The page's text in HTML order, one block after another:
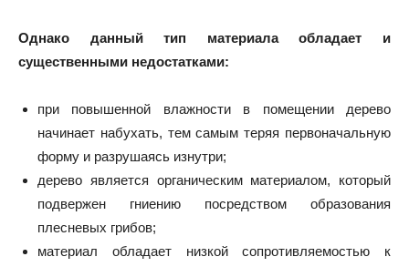
Однако данный тип материала обладает и
существенными недостатками:
при повышенной влажности в помещении дерево
начинает набухать, тем самым теряя первоначальную
форму и разрушаясь изнутри;
дерево является органическим материалом, который
подвержен гниению посредством образования
плесневых грибов;
материал обладает низкой сопротивляемостью к